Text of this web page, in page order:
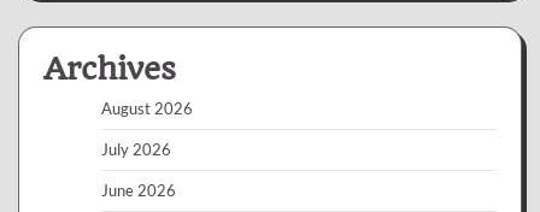
Archives
August 2026
July 2026
June 2026